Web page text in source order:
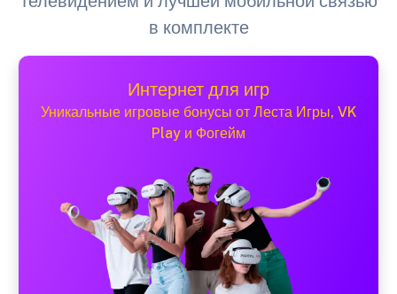
в комплекте
Интернет для игр
Уникальные игровые бонусы от Леста Игры, VK
Play и Фогейм